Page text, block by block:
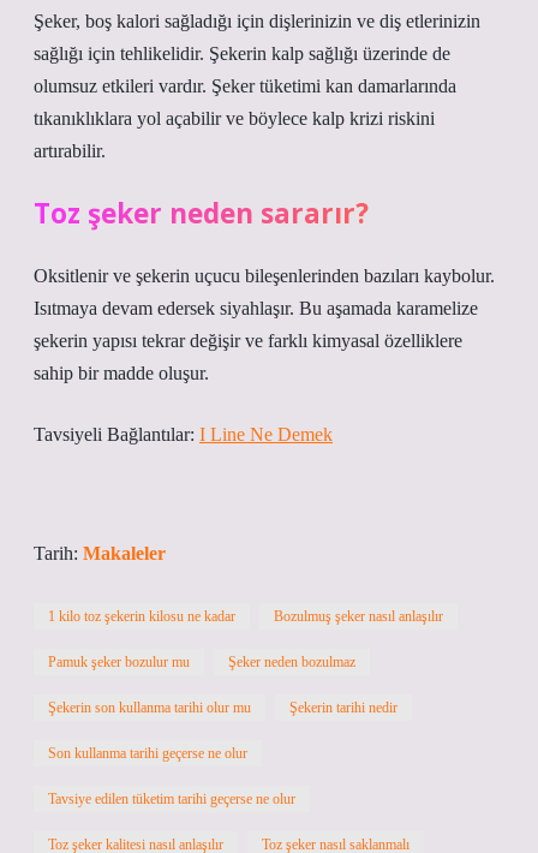
Şeker, boş kalori sağladığı için dişlerinizin ve diş etlerinizin
sağlığı için tehlikelidir. Şekerin kalp sağlığı üzerinde de
olumsuz etkileri vardır. Şeker tüketimi kan damarlarında
tıkanıklıklara yol açabilir ve böylece kalp krizi riskini
artırabilir.
Toz şeker neden sararır?
Oksitlenir ve şekerin uçucu bileşenlerinden bazıları kaybolur.
Isıtmaya devam edersek siyahlaşır. Bu aşamada karamelize
şekerin yapısı tekrar değişir ve farklı kimyasal özelliklere
sahip bir madde oluşur.
Tavsiyeli Bağlantılar: I Line Ne Demek
Tarih: Makaleler
1 kilo toz şekerin kilosu ne kadar Bozulmuş şeker nasıl anlaşılır
Pamuk şeker bozulur mu Şeker neden bozulmaz
Şekerin son kullanma tarihi olur mu Şekerin tarihi nedir
Son kullanma tarihi geçerse ne olur
Tavsiye edilen tüketim tarihi geçerse ne olur
Toz şeker kalitesi nasıl anlaşılır Toz şeker nasıl saklanmalı